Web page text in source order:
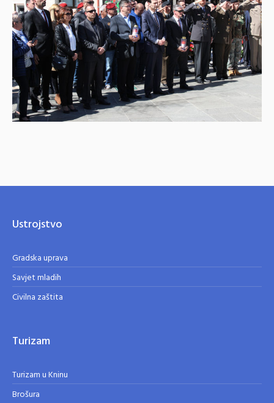
Ustrojstvo
Gradska uprava
Savjet mladih
Civilna zaštita
Turizam
Turizam u Kninu
Brošura